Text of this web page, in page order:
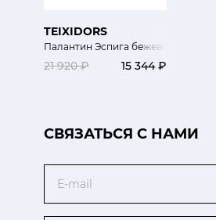
TEIXIDORS
Палантин Эспига бежево-голубой
21 920 ₽ 15 344 ₽
CВЯЗАТЬСЯ С НАМИ